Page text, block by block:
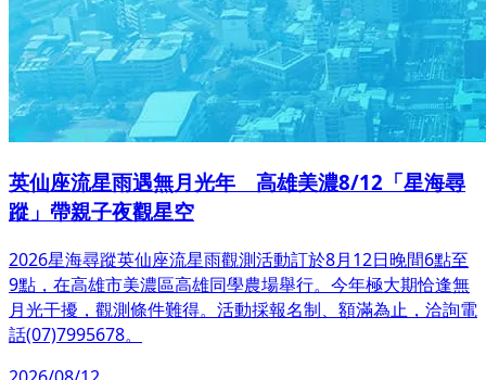
英仙座流星雨遇無月光年 高雄美濃8/12「星海尋
蹤」帶親子夜觀星空
2026星海尋蹤英仙座流星雨觀測活動訂於8月12日晚間6點至
9點，在高雄市美濃區高雄同學農場舉行。今年極大期恰逢無
月光干擾，觀測條件難得。活動採報名制、額滿為止，洽詢電
話(07)7995678。